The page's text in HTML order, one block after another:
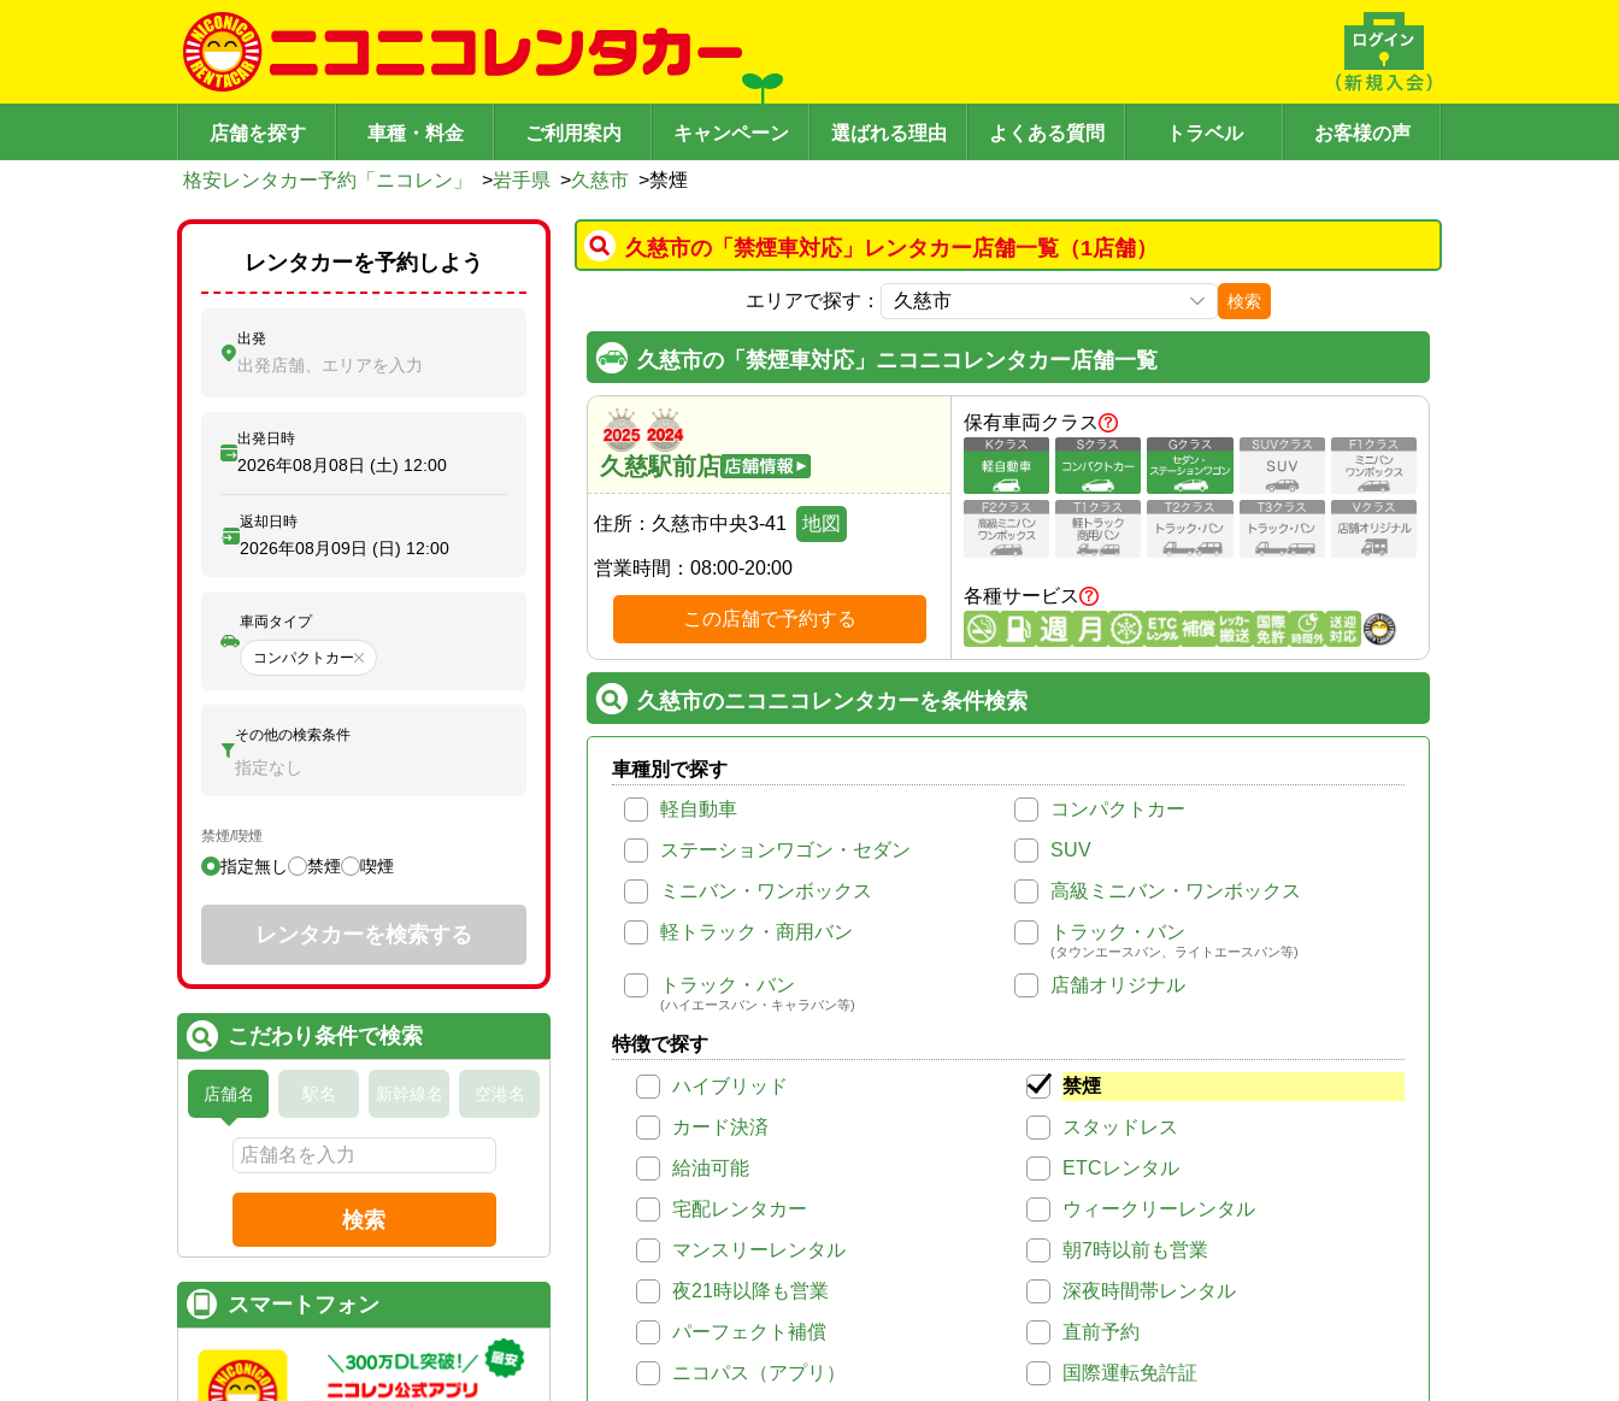
店舗を探す 車種・料金 ご利用案内 キャンペーン 選ばれる理由 よくある質問 トラベル お客様の声
格安レンタカー予約「ニコレン」 >岩手県 >久慈市 >禁煙
久慈市の「禁煙車対応」レンタカー店舗一覧（1店舗）
エリアで探す： 検索
久慈市の「禁煙車対応」ニコニコレンタカー店舗一覧
久慈駅前店
住所： 久慈市中央3-41 地図
営業時間： 08:00-20:00
この店舗で予約する
保有車両クラス
各種サービス
久慈市のニコニコレンタカーを条件検索
車種別で探す
軽自動車
コンパクトカー
ステーションワゴン・セダン
SUV
ミニバン・ワンボックス
高級ミニバン・ワンボックス
軽トラック・商用バン
トラック・バン
(タウンエースバン、ライトエースバン等)
トラック・バン
(ハイエースバン・キャラバン等)
店舗オリジナル
特徴で探す
ハイブリッド
禁煙
カード決済
スタッドレス
給油可能
ETCレンタル
宅配レンタカー
ウィークリーレンタル
マンスリーレンタル
朝7時以前も営業
夜21時以降も営業
深夜時間帯レンタル
パーフェクト補償
直前予約
ニコパス（アプリ）
国際運転免許証
レンタカーを予約しよう
出発
出発店舗、エリアを入力
出発日時
2026年08月08日 (土) 12:00
返却日時
2026年08月09日 (日) 12:00
車両タイプ
コンパクトカー
その他の検索条件
指定なし
禁煙/喫煙
指定無し 禁煙 喫煙
レンタカーを検索する
こだわり条件で検索
店舗名 駅名 新幹線名 空港名
検索
スマートフォン